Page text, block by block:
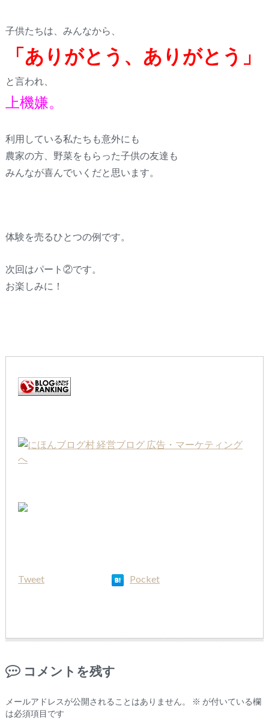
子供たちは、みんなから、
「ありがとう、ありがとう」
と言われ、
上機嫌。
利用している私たちも意外にも
農家の方、野菜をもらった子供の友達も
みんなが喜んでいくだと思います。
体験を売るひとつの例です。
次回はパート②です。
お楽しみに！
Tweet Pocket
コメントを残す
メールアドレスが公開されることはありません。 ※ が付いている欄
は必須項目です